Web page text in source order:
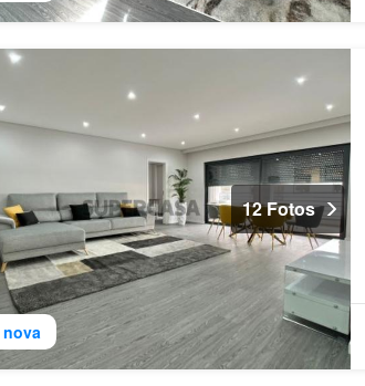
12 Fotos